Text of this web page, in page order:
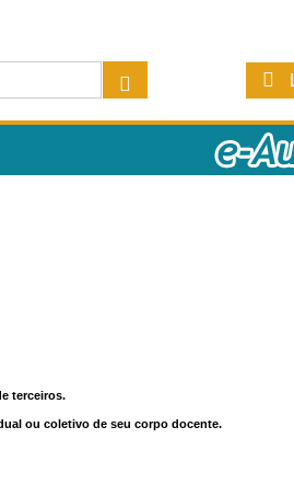
terceiros.
ou coletivo de seu corpo docente.